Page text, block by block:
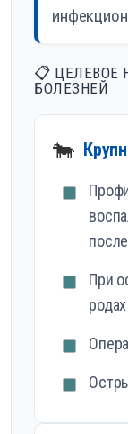
📋 ЦЕЛЕВОЕ
БОЛЕЗНЕЙ
🐄
При
родах